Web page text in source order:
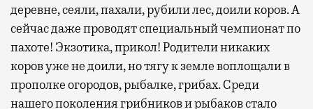
деревне, сеяли, пахали, рубили лес, доили коров. А
сейчас даже проводят специальный чемпионат по
пахоте! Экзотика, прикол! Родители никаких
коров уже не доили, но тягу к земле воплощали в
прополке огородов, рыбалке, грибах. Среди
нашего поколения грибников и рыбаков стало